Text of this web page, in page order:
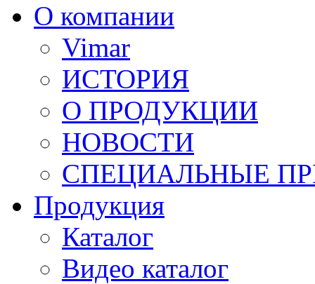
О компании
Vimar
ИСТОРИЯ
О ПРОДУКЦИИ
НОВОСТИ
СПЕЦИАЛЬНЫЕ
Продукция
Каталог
Видео каталог